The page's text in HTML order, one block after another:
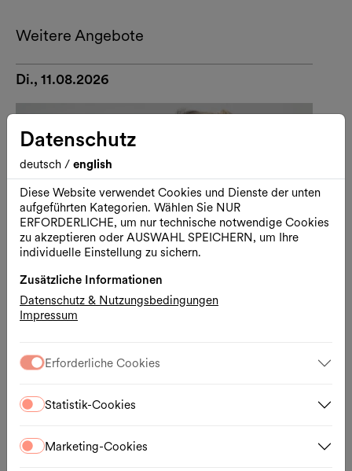
Weitere Angebote
Di., 11.08.2026
Mit Baby in die Kunsthalle Wien
Babyfreundliche Führung zu Lebt und
Kunsthalle Wien
Datenschutz
deutsch / english
Diese Website verwendet Cookies und Dienste der unten
aufgeführten Kategorien. Wählen Sie NUR
ERFORDERLICHE, um nur technische notwendige Cookies
zu akzeptieren oder AUSWAHL SPEICHERN, um Ihre
individuelle Einstellung zu sichern.
Zusätzliche Informationen
Datenschutz & Nutzungsbedingungen
Impressum
Erforderliche Cookies
Statistik-Cookies
Marketing-Cookies